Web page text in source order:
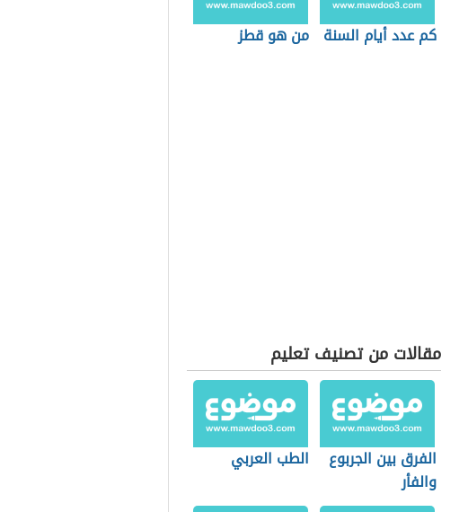
كم عدد أيام السنة من هو قطز
مقالات من تصنيف تعليم
الفرق بين الجربوع
والفأر
الطب العربي